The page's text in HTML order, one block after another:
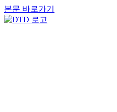
본문 바로가기